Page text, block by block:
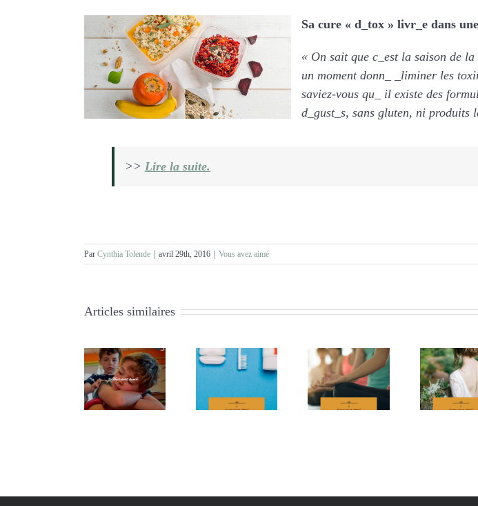
Sa cure « d_tox » livr_e dans
« On sait que c_est la saison de la
un moment donn_ _liminer les
saviez-vous qu_ il existe des
d_gust_s, sans gluten, ni produits
>> Lire la suite.
Par Cynthia Tolende | avril 29th, 2016 | Vous avez aimé
Articles similaires
Vous avez
aimé #37
Vous avez
aimé #36
Vous avez
aimé #35